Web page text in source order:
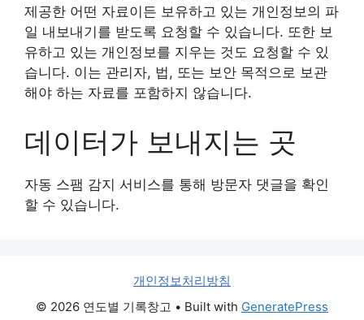
제공한 어떤 자료이든 보유하고 있는 개인정보의 파
일 내보내기를 받도록 요청할 수 있습니다. 또한 보
유하고 있는 개인정보를 지우는 것도 요청할 수 있
습니다. 이는 관리자, 법, 또는 보안 목적으로 보관
해야 하는 자료를 포함하지 않습니다.
데이터가 보내지는 곳
자동 스팸 감지 서비스를 통해 방문자 댓글을 확인
할 수 있습니다.
개인정보처리방침
© 2026 연도별 기록창고 • Built with GeneratePress